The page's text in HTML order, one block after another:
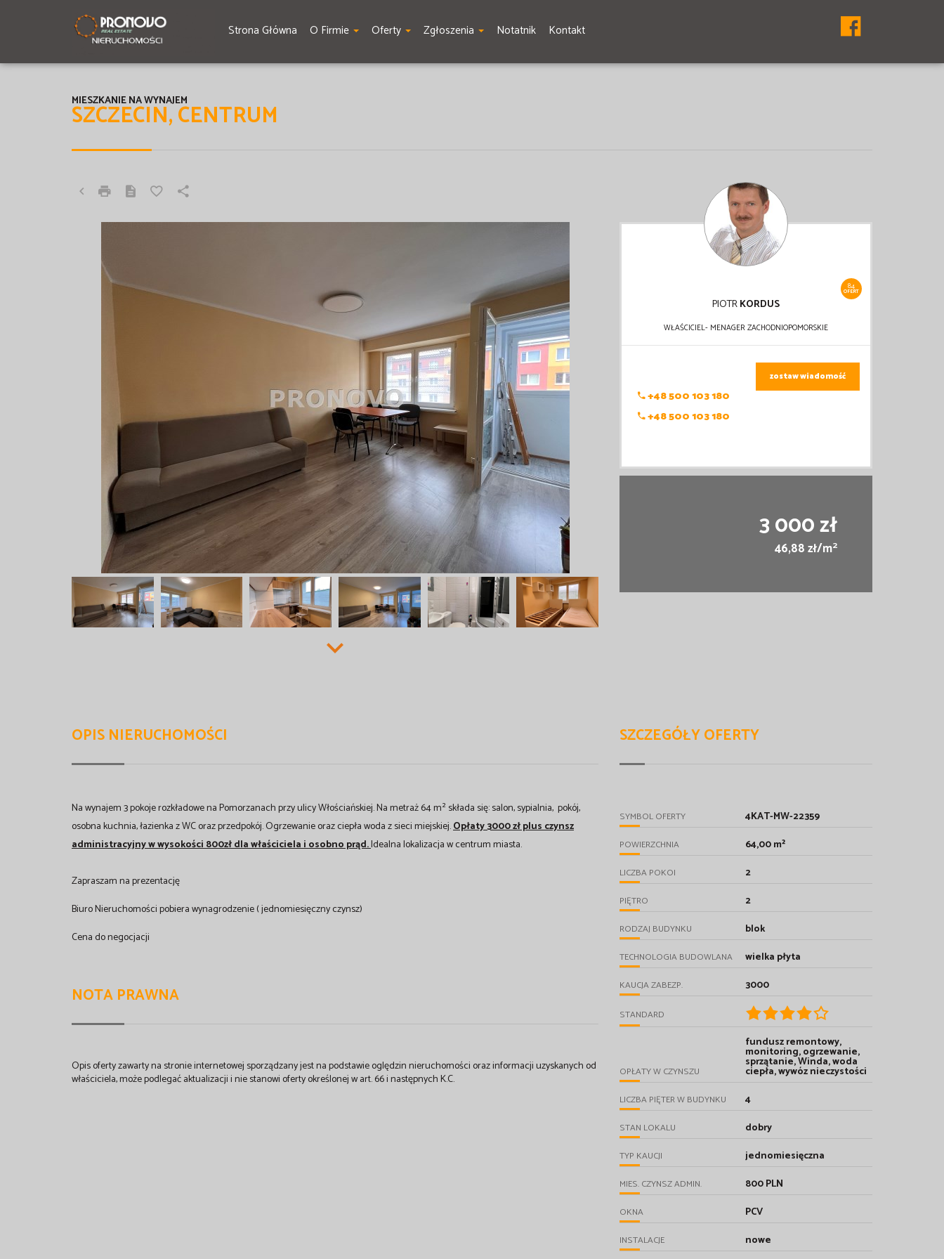
Strona Główna O Firmie Oferty Zgłoszenia Notatnik Kontakt
SZCZECIN, CENTRUM
MIESZKANIE NA WYNAJEM
84
OFERT
PIOTRKORDUS
WŁAŚCICIEL- MENAGER ZACHODNIOPOMORSKIE
+48 500 103 180
+48 500 103 180
zostaw wiadomość
3 000 zł
46,88 zł/m2
OPIS NIERUCHOMOŚCI
Na wynajem 3 pokoje rozkładowe na Pomorzanach przy ulicy Włościańskiej. Na metraż 64 m² składa się: salon, sypialnia, pokój,
osobna kuchnia, łazienka z WC oraz przedpokój. Ogrzewanie oraz ciepła woda z sieci miejskiej.Opłaty 3000 zł plus czynsz
administracyjny w wysokości 800zł dla właściciela i osobno prąd.Idealna lokalizacja w centrum miasta.
Zapraszam na prezentację
Biuro Nieruchomości pobiera wynagrodzenie ( jednomiesięczny czynsz)
Cena do negocjacji
NOTA PRAWNA
Opis oferty zawarty na stronie internetowej sporządzany jest na podstawie oględzin nieruchomości oraz informacji uzyskanych od
właściciela, może podlegać aktualizacji i nie stanowi oferty określonej w art. 66 i następnych K.C.
SZCZEGÓŁY OFERTY
SYMBOL OFERTY 4KAT-MW-22359
POWIERZCHNIA 64,00 m²
LICZBA POKOI 2
PIĘTRO 2
RODZAJ BUDYNKU blok
TECHNOLOGIA BUDOWLANA wielka płyta
KAUCJA ZABEZP. 3000
STANDARD
OPŁATY W CZYNSZU
fundusz remontowy,
monitoring, ogrzewanie,
sprzątanie, Winda, woda
ciepła, wywóz nieczystości
LICZBA PIĘTER W BUDYNKU 4
STAN LOKALU dobry
TYP KAUCJI jednomiesięczna
MIES. CZYNSZ ADMIN. 800 PLN
OKNA PCV
INSTALACJE nowe